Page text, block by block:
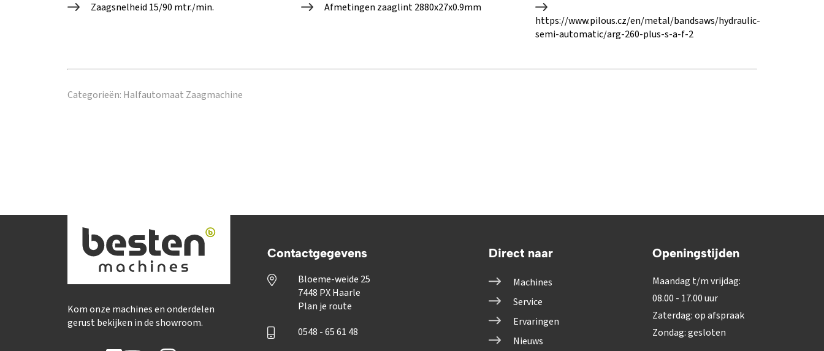
Zaagsnelheid 15/90 mtr./min.
Afmetingen zaaglint 2880x27x0.9mm
https://www.pilous.cz/en/metal/bandsaws/hydraulic-
semi-automatic/arg-260-plus-s-a-f-2
Categorieën: Halfautomaat Zaagmachine
Kom onze machines en onderdelen
gerust bekijken in de showroom.
Contactgegevens
Bloeme-weide 25
7448 PX Haarle
Plan je route
0548 - 65 61 48
Direct naar
Machines
Service
Ervaringen
Nieuws
Openingstijden
Maandag t/m vrijdag:
08.00 - 17.00 uur
Zaterdag: op afspraak
Zondag: gesloten